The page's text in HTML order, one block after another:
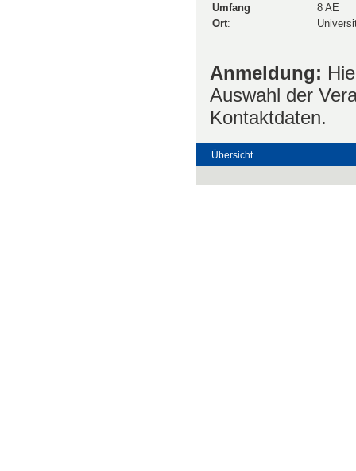
Umfang
8 AE
Ort:
Anmeldung:
Auswahl der
Kontaktdaten.
Übersicht